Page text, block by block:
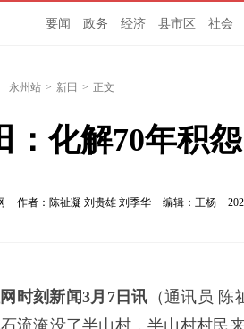
要闻 政务 经济 县市区 社会
永州站 > 新田 > 正文
：化解70年积
作者：陈祉凝 刘贵雄 刘季华 编辑：王杨
时刻新闻3月7日讯 （通讯员
流淹没了半山村，半山村村民